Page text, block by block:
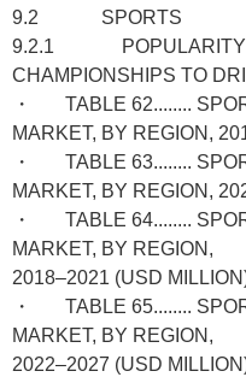
9.2 SPORTS
9.2.1 POPULARITY
CHAMPIONSHIPS TO
・ TABLE 62........
MARKET, BY REGION,
・ TABLE 63........
MARKET, BY REGION,
・ TABLE 64........
MARKET, BY REGION,
2018–2021 (USD
・ TABLE 65........
MARKET, BY REGION,
2022–2027 (USD